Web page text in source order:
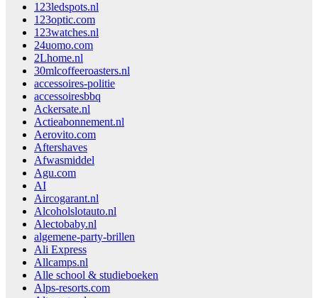
123ledspots.nl
123optic.com
123watches.nl
24uomo.com
2Lhome.nl
30mlcoffeeroasters.nl
accessoires-politie
accessoiresbbq
Ackersate.nl
Actieabonnement.nl
Aerovito.com
Aftershaves
Afwasmiddel
Agu.com
AI
Aircogarant.nl
Alcoholslotauto.nl
Alectobaby.nl
algemene-party-brillen
Ali Express
Allcamps.nl
Alle school & studieboeken
Alps-resorts.com